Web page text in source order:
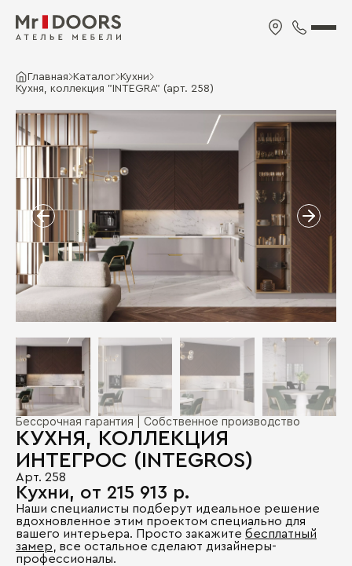
Главная Каталог Кухни
Кухня, коллекция "INTEGRA" (арт. 258)
Бессрочная гарантия | Собственное производство
КУХНЯ, КОЛЛЕКЦИЯ
ИНТЕГРОС (INTEGROS)
Арт. 258
Кухни, от 215 913 р.
Наши специалисты подберут идеальное решение
вдохновленное этим проектом специально для
вашего интерьера. Просто закажите бесплатный
замер , все остальное сделают дизайнеры-
профессионалы.